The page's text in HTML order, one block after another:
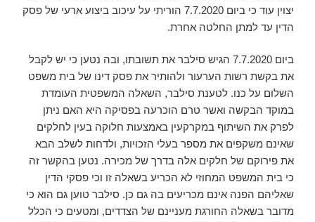
יצוין עוד כי ביום 7.7.2020 הוריתי על עיכוב ביצוע ארעי של פסק
הדין עד למתן החלטה אחרת.
ביום 7.7.2020 הגיש סילבר את תשובתו, ובה נטען כי יש לקבל
את בקשת רשות הערעור ולהותיר את פסק דינו של בית משפט
השלום על כנו. לטענת סילבר, השאלה המשפטית העומדת
במוקד הבקשה ואשר טרם הוכרעה בפסיקה היא האם ניתן
לפרק את השיתוף במקרקעין באמצעות חלוקה בעין לחלקים
שאינם משקפים את מספר בעלי הזכויות, ולדחות לשלב הבא
את פירוקם של חלקים אלה בדרך של מכירה. נטען בהקשר זה
כי בית המשפט המחוזי לא הכריע בשאלה זו וכי פסקי הדין
שאליהם הפנה אינם מכריעים בה גם כן. סילבר טוען גם הוא כי
מדובר בשאלה החורגת מעניינם של הצדדים, ומטעים כי הכלל